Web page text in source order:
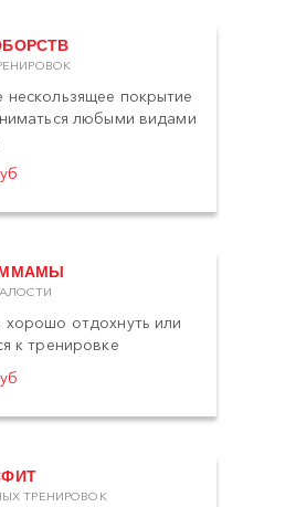
покрытие
любыми видами
отдохнуть или
к тренировке
ТРЕНИРОВОК